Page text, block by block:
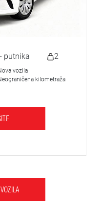
putnika 2
vozila
kilometraža